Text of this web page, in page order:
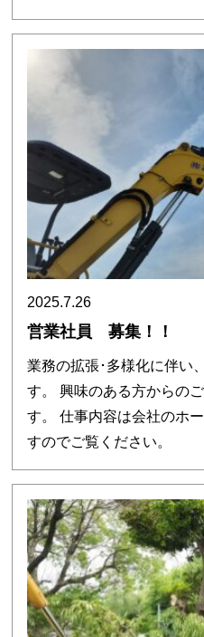
2025.7.26
営業社員 募集！！
業務の拡張･多様化に伴い
す。 興味のある方からの
す。 仕事内容は会社のホ
すのでご覧ください。